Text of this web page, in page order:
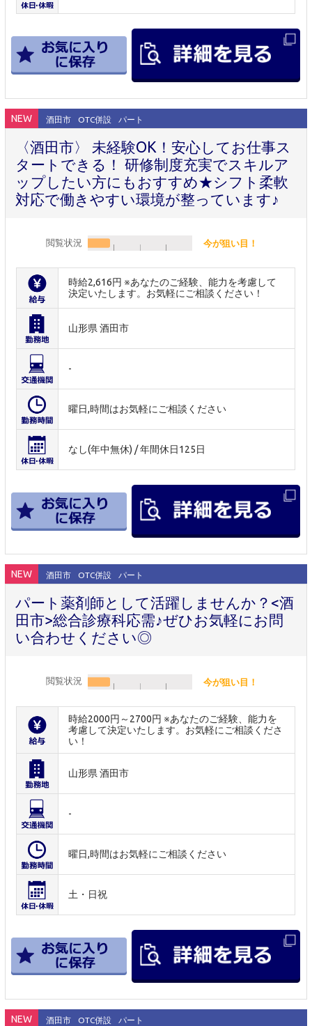
NEW 酒田市 OTC併設 パート
〈酒田市〉 未経験OK！安心してお仕事ス
タートできる！ 研修制度充実でスキルア
ップしたい方にもおすすめ★シフト柔軟
対応で働きやすい環境が整っています♪
閲覧状況 今が狙い目！
時給2,616円 ※あなたのご経験、能力を考慮して
決定いたします。お気軽にご相談ください！
山形県 酒田市
-
曜日,時間はお気軽にご相談ください
なし(年中無休) / 年間休日125日
NEW 酒田市 OTC併設 パート
パート薬剤師として活躍しませんか？<酒
田市>総合診療科応需♪ぜひお気軽にお問
い合わせください◎
閲覧状況 今が狙い目！
時給2000円～2700円 ※あなたのご経験、能力を
考慮して決定いたします。お気軽にご相談くださ
い！
山形県 酒田市
-
曜日,時間はお気軽にご相談ください
土・日祝
NEW 酒田市 OTC併設 パート